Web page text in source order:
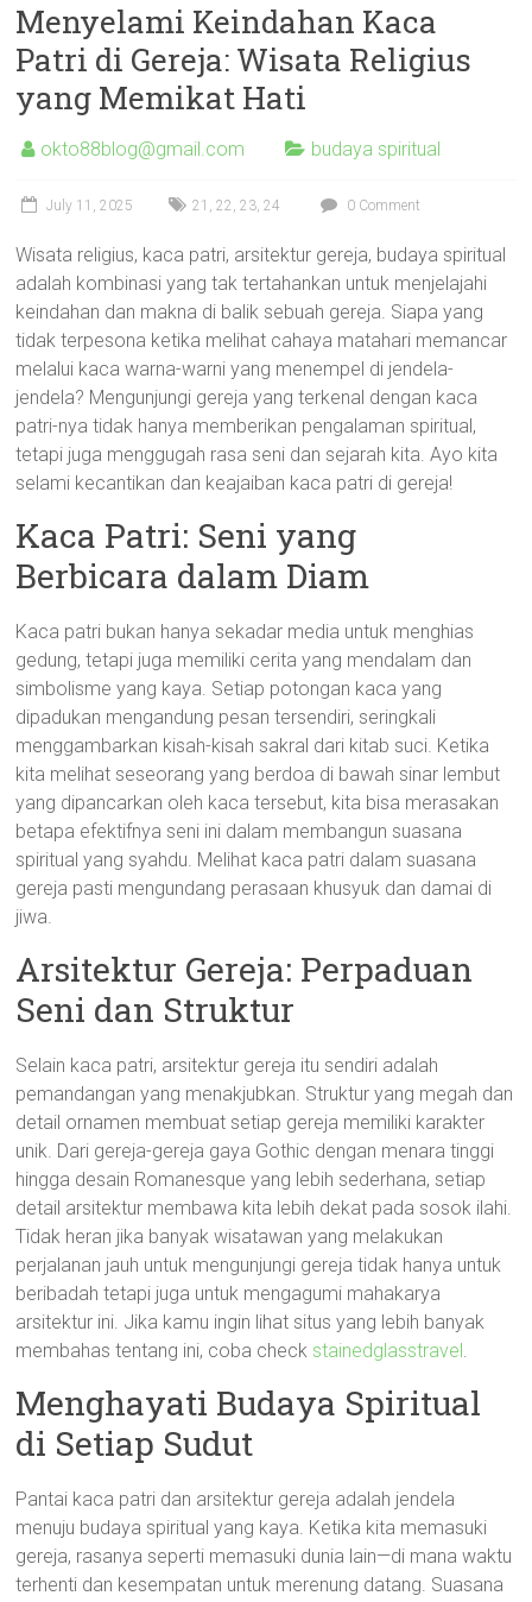
Menyelami Keindahan Kaca
Patri di Gereja: Wisata Religius
yang Memikat Hati
okto88blog@gmail.com budaya spiritual
July 11, 2025 21 ,22 ,23,24 0 Comment
Wisata religius, kaca patri, arsitektur gereja, budaya spiritual
adalah kombinasi yang tak tertahankan untuk menjelajahi
keindahan dan makna di balik sebuah gereja. Siapa yang
tidak terpesona ketika melihat cahaya matahari memancar
melalui kaca warna-warni yang menempel di jendela-
jendela? Mengunjungi gereja yang terkenal dengan kaca
patri-nya tidak hanya memberikan pengalaman spiritual,
tetapi juga menggugah rasa seni dan sejarah kita. Ayo kita
selami kecantikan dan keajaiban kaca patri di gereja!
Kaca Patri: Seni yang
Berbicara dalam Diam
Kaca patri bukan hanya sekadar media untuk menghias
gedung, tetapi juga memiliki cerita yang mendalam dan
simbolisme yang kaya. Setiap potongan kaca yang
dipadukan mengandung pesan tersendiri, seringkali
menggambarkan kisah-kisah sakral dari kitab suci. Ketika
kita melihat seseorang yang berdoa di bawah sinar lembut
yang dipancarkan oleh kaca tersebut, kita bisa merasakan
betapa efektifnya seni ini dalam membangun suasana
spiritual yang syahdu. Melihat kaca patri dalam suasana
gereja pasti mengundang perasaan khusyuk dan damai di
jiwa.
Arsitektur Gereja: Perpaduan
Seni dan Struktur
Selain kaca patri, arsitektur gereja itu sendiri adalah
pemandangan yang menakjubkan. Struktur yang megah dan
detail ornamen membuat setiap gereja memiliki karakter
unik. Dari gereja-gereja gaya Gothic dengan menara tinggi
hingga desain Romanesque yang lebih sederhana, setiap
detail arsitektur membawa kita lebih dekat pada sosok ilahi.
Tidak heran jika banyak wisatawan yang melakukan
perjalanan jauh untuk mengunjungi gereja tidak hanya untuk
beribadah tetapi juga untuk mengagumi mahakarya
arsitektur ini. Jika kamu ingin lihat situs yang lebih banyak
membahas tentang ini, coba check stainedglasstravel.
Menghayati Budaya Spiritual
di Setiap Sudut
Pantai kaca patri dan arsitektur gereja adalah jendela
menuju budaya spiritual yang kaya. Ketika kita memasuki
gereja, rasanya seperti memasuki dunia lain—di mana waktu
terhenti dan kesempatan untuk merenung datang. Suasana